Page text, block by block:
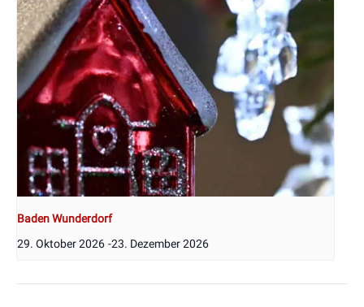
Baden Wunderdorf
29. Oktober 2026 -23. Dezember 2026